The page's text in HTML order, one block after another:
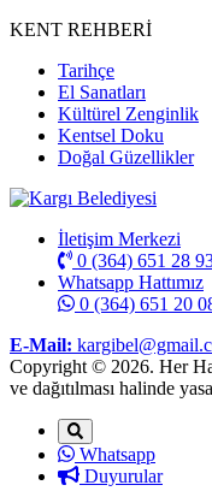
KENT REHBERİ
Tarihçe
El Sanatları
Kültürel Zenginlik
Kentsel Doku
Doğal Güzellikler
İletişim Merkezi
0 (364) 651 28
Whatsapp Hattımız
0 (364) 651 20
E-Mail:
Copyright © 2026. Her
ve dağıtılması halinde
Whatsapp
Duyurular